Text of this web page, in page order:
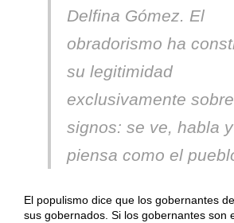
Delfina Gómez. El
obradorismo ha
su legitimidad
exclusivamente
signos: se ve, habla y
piensa como el
El populismo dice que los gobernantes
sus gobernados. Si los gobernantes son